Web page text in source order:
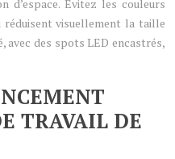
d’espace. Évitez les couleurs
visuellement la taille
avec des spots LED encastrés,
TRAVAIL DE